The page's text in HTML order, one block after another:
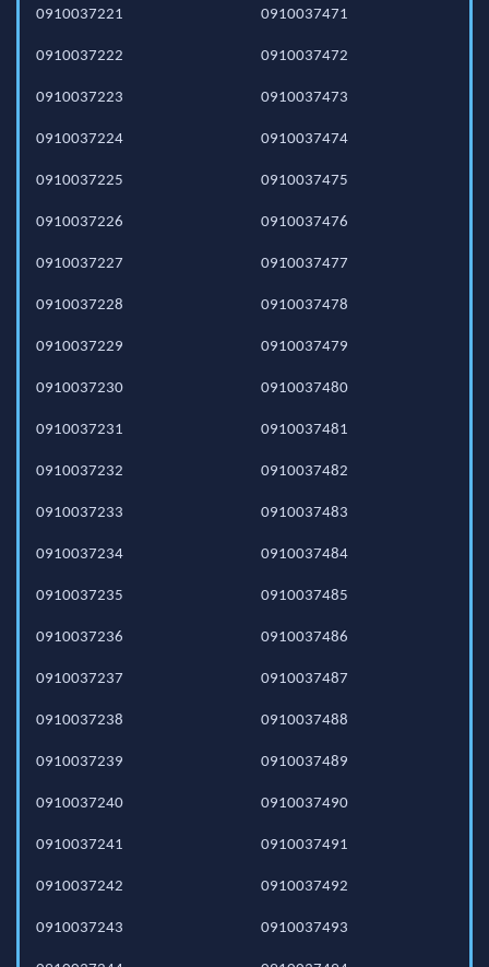
0910037221
0910037222
0910037223
0910037224
0910037225
0910037226
0910037227
0910037228
0910037229
0910037230
0910037231
0910037232
0910037233
0910037234
0910037235
0910037236
0910037237
0910037238
0910037239
0910037240
0910037241
0910037242
0910037243
0910037471
0910037472
0910037473
0910037474
0910037475
0910037476
0910037477
0910037478
0910037479
0910037480
0910037481
0910037482
0910037483
0910037484
0910037485
0910037486
0910037487
0910037488
0910037489
0910037490
0910037491
0910037492
0910037493